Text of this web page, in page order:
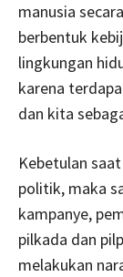
manusia
berbentuk
lingkungan
karena
dan kita
Kebetulan
politik, maka
kampanye,
pilkada dan
melakukan